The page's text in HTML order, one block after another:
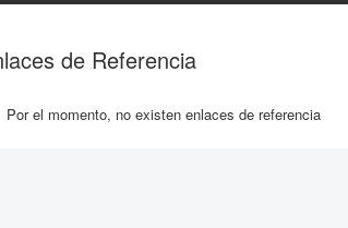
de Referencia
Por el momento, no existen enlaces de referencia